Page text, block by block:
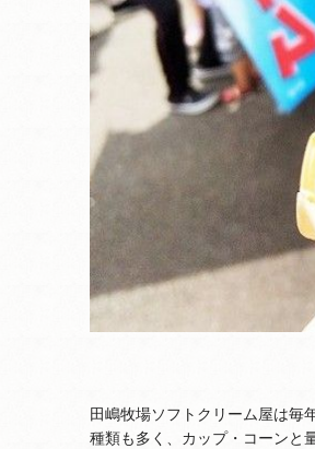
田嶋牧場ソフトクリーム屋は毎
種類も多く、カップ・コーンと